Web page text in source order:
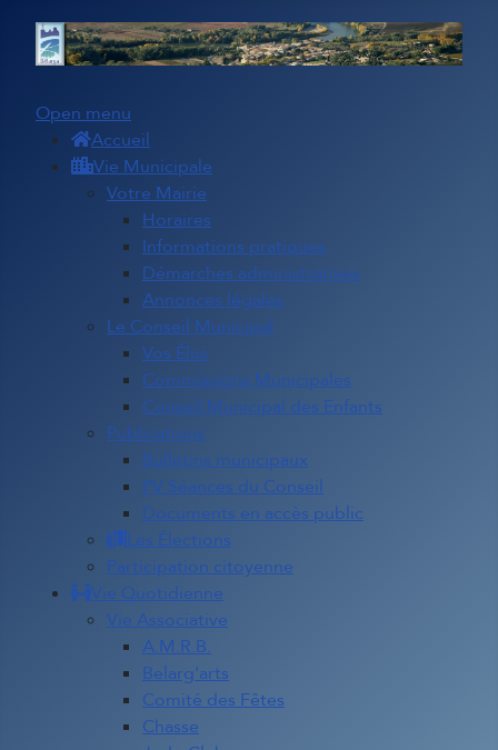
Open menu
Accueil
Vie Municipale
Votre Mairie
Horaires
Informations pratiques
Démarches administratives
Annonces légales
Le Conseil Municipal
Vos Élus
Commissions Municipales
Conseil Municipal des Enfants
Publications
Bulletins municipaux
PV Séances du Conseil
Documents en accès public
Les Élections
Participation citoyenne
Vie Quotidienne
Vie Associative
A.M.R.B.
Belarg'arts
Comité des Fêtes
Chasse